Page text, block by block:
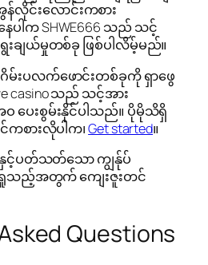
လိုင်းလောင်းကစား
ါက SHWE666 သည် သင့်
ချယ်မှုတစ်ခု ဖြစ်ပါလိမ့်မည်။
းပလက်ဖောင်းတစ်ခုကို ရှာဖွေ
casino သည် သင့်အား
ပေးစွမ်းနိုင်ပါသည်။ ပိုမိုသိရှိ
စားလိုပါက၊Get started။
နှင့်ပတ်သတ်သော ကျွန်ုပ်
ည့်အတွက် ကျေးဇူးတင်
Questions